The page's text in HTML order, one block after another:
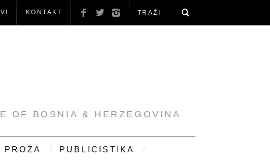
KONTAKT
OF BOSNIA & HERZEGOVINA
PROZA PUBLICISTIKA